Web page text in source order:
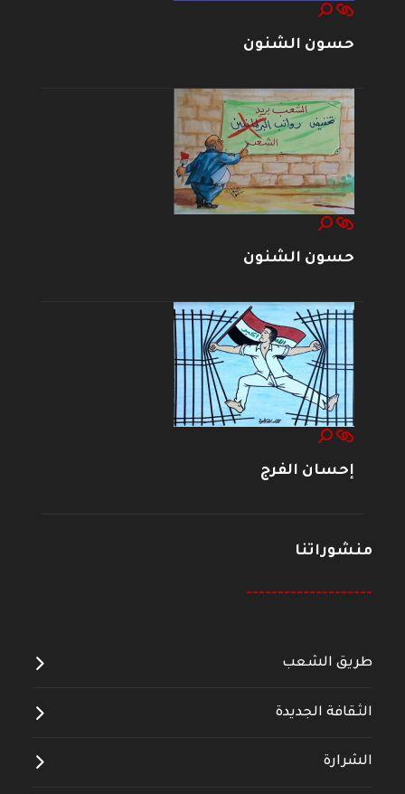
حسون الشنون
حسون الشنون
إحسان الفرج
منشوراتنا
--------------------
طريق الشعب
الثقافة الجديدة
الشرارة